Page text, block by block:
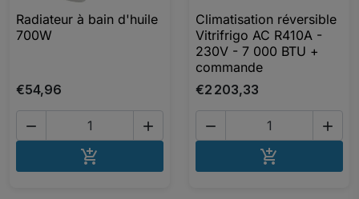
Radiateur à bain d'huile
700W
€54,96
 

Climatisation réversible
Vitrifrigo AC R410A -
230V - 7 000 BTU +
commande
€2 203,33
 
